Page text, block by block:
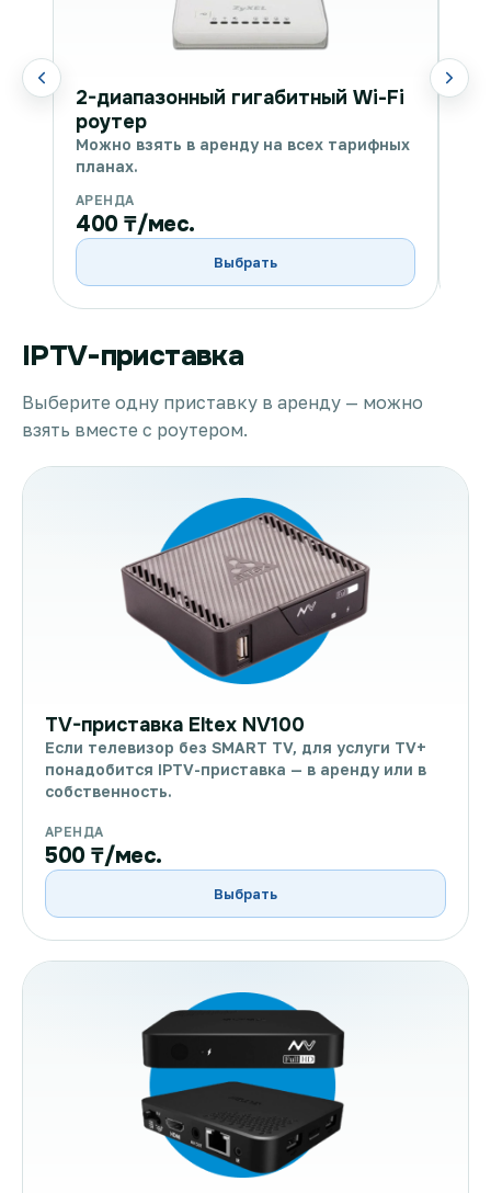
2-диапазонный гигабитный Wi-Fi
роутер
Можно взять в аренду на всех тарифных
планах.
АРЕНДА
400 ₸/мес.
Выбрать
IPTV-приставка
Выберите одну приставку в аренду — можно
взять вместе с роутером.
TV-приставка Eltex NV100
Если телевизор без SMART TV, для услуги TV+
понадобится IPTV-приставка — в аренду или в
собственность.
АРЕНДА
500 ₸/мес.
Выбрать